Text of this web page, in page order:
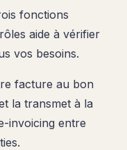
fonctions
aide à vérifier
vos besoins.
facture au bon
la transmet à la
invoicing entre